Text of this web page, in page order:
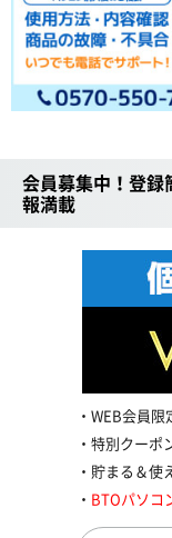
会員募集中！登録
報満載
WEB会員限
特別クーポ
貯まる＆使
BTOパソコ